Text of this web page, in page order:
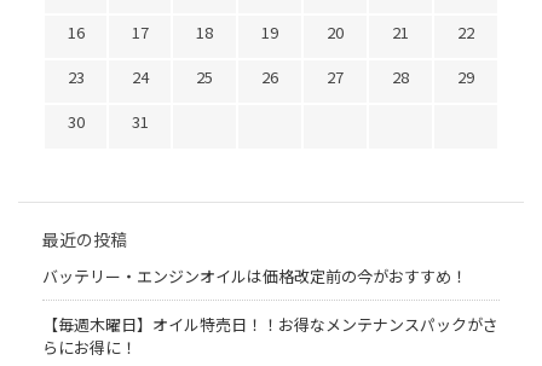
16
17 18 19 20 21
22
23
24 25 26 27 28
29
30
31
最近の投稿
バッテリー・エンジンオイルは価格改定前の今がおすすめ！
【毎週木曜日】オイル特売日！！お得なメンテナンスパックがさ
らにお得に！